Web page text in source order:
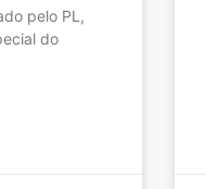
pelo PL,
do